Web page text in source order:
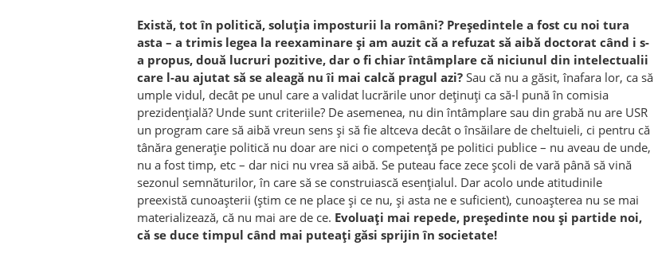
Există, tot în politică, soluția imposturii la români? Președintele a fost cu noi tura
asta – a trimis legea la reexaminare și am auzit că a refuzat să aibă doctorat când i s-
a propus, două lucruri pozitive, dar o fi chiar întâmplare că niciunul din intelectualii
care l-au ajutat să se aleagă nu îi mai calcă pragul azi? Sau că nu a găsit, înafara lor, ca să
umple vidul, decât pe unul care a validat lucrările unor deținuți ca să-l pună în comisia
prezidențială? Unde sunt criteriile? De asemenea, nu din întâmplare sau din grabă nu are USR
un program care să aibă vreun sens și să fie altceva decât o însăilare de cheltuieli, ci pentru că
tânăra generație politică nu doar are nici o competență pe politici publice – nu aveau de unde,
nu a fost timp, etc – dar nici nu vrea să aibă. Se puteau face zece școli de vară până să vină
sezonul semnăturilor, în care să se construiască esențialul. Dar acolo unde atitudinile
preexistă cunoașterii (știm ce ne place și ce nu, și asta ne e suficient), cunoașterea nu se mai
materializează, că nu mai are de ce. Evoluați mai repede, președinte nou și partide noi,
că se duce timpul când mai puteați găsi sprijin în societate!